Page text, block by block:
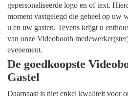
gepersonaliseerde logo en of text.
moment vastgelegd die geheel op uw
u en uw gasten. Tevens krijgt u
van onze Videobooth
evenement.
De goedkoopste
Gastel
Daarnaast is niet enkel kwaliteit voor